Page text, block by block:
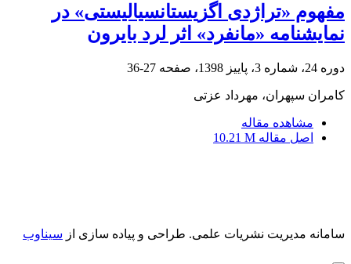
مفهوم «تراژدی اگزیستانسیالیستی» در
نمایشنامه «مانفرد» اثر لرد بایرون
دوره 24، شماره 3، پاییز 1398، صفحه 27-36
کامران سپهران، مهرداد عزتی
مشاهده مقاله
اصل مقاله 10.21 M
سامانه مدیریت نشریات علمی. طراحی و پیاده سازی از سیناوب